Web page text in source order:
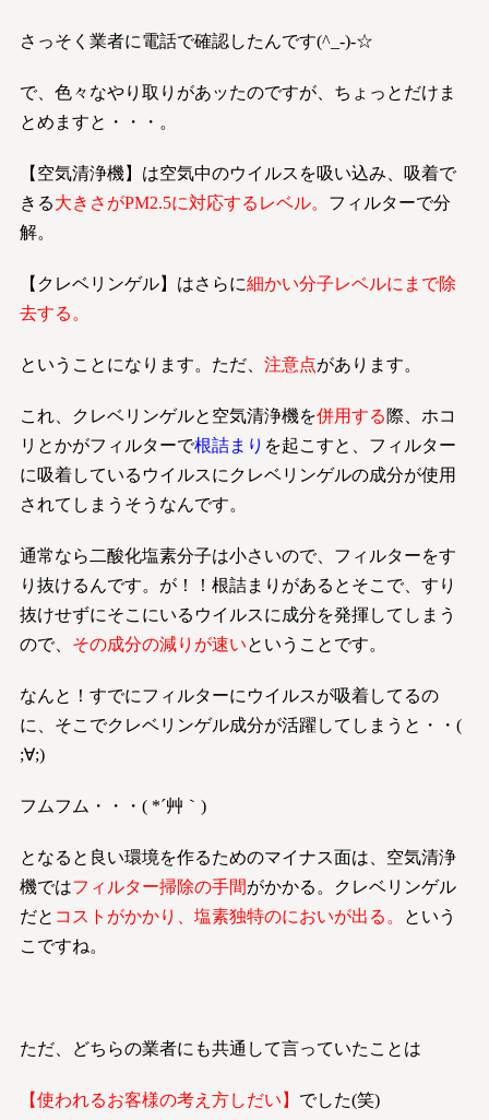
さっそく業者に電話で確認したんです(^_-)-☆
で、色々なやり取りがあッたのですが、ちょっとだけま
とめますと・・・。
【空気清浄機】は空気中のウイルスを吸い込み、吸着で
きる大きさがPM2.5に対応するレベル。 フィルターで分
解。
【クレベリンゲル】はさらに細かい分子レベルにまで除
去する。
ということになります。ただ、 注意点があります。
これ、クレベリンゲルと空気清浄機を併用する際、ホコ
リとかがフィルターで根詰まり を起こすと、フィルター
に吸着しているウイルスにクレベリンゲルの成分が使用
されてしまうそうなんです。
通常なら二酸化塩素分子は小さいので、フィルターをす
り抜けるんです。が！！根詰まりがあるとそこで、すり
抜けせずにそこにいるウイルスに成分を発揮してしまう
ので、 その成分の減りが速いということです。
なんと！すでにフィルターにウイルスが吸着してるの
に、そこでクレベリンゲル成分が活躍してしまうと・・(
;∀;)
フムフム・・・( *´艸｀)
となると良い環境を作るためのマイナス面は、空気清浄
機ではフィルター掃除の手間がかかる。クレベリンゲル
だと コストがかかり、塩素独特のにおいが出る。
という
こですね。
ただ、どちらの業者にも共通して言っていたことは
【使われるお客様の考え方しだい】 でした(笑)